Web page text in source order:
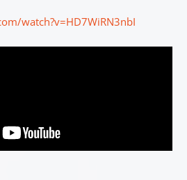
watch?v=HD7WiRN3nbI